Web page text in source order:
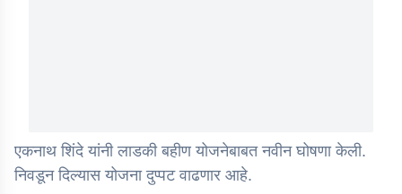
एकनाथ शिंदे यांनी लाडकी बहीण योजनेबाबत नवीन घोषणा केली.
निवडून दिल्यास योजना दुप्पट वाढणार आहे.